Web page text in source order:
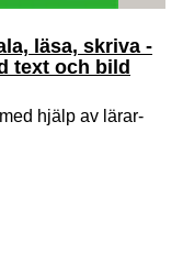
läsa, skriva -
text och bild
hjälp av lärar-